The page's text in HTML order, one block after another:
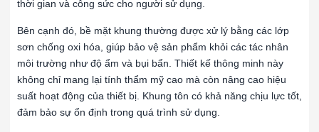
thời gian và công sức cho người sử dụng.
Bên cạnh đó, bề mặt khung thường được xử lý bằng các lớp
sơn chống oxi hóa, giúp bảo vệ sản phẩm khỏi các tác nhân
môi trường như độ ẩm và bụi bẩn. Thiết kế thông minh này
không chỉ mang lại tính thẩm mỹ cao mà còn nâng cao hiệu
suất hoạt động của thiết bị. Khung tôn có khả năng chịu lực tốt,
đảm bảo sự ổn định trong quá trình sử dụng.